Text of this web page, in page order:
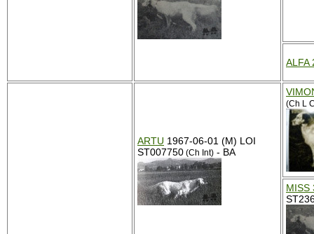
ALFA
ARTU 1967-06-01 (M) LOI
ST007750 (Ch Int) - BA
(Ch L
MISS